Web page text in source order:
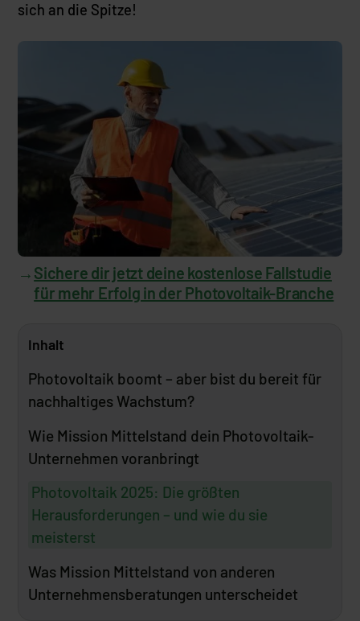
sich an die Spitze!
→ Sichere dir jetzt deine kostenlose Fallstudie
für mehr Erfolg in der Photovoltaik-Branche
Inhalt
Photovoltaik boomt – aber bist du bereit für
nachhaltiges Wachstum?
Wie Mission Mittelstand dein Photovoltaik-
Unternehmen voranbringt
Photovoltaik 2025: Die größten
Herausforderungen – und wie du sie
meisterst
Was Mission Mittelstand von anderen
Unternehmensberatungen unterscheidet